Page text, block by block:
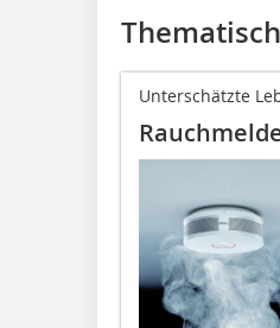
Unterschätzte